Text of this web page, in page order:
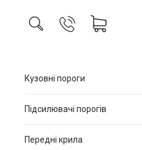
Кузовні пороги
Підсилювачі порогів
Передні крила